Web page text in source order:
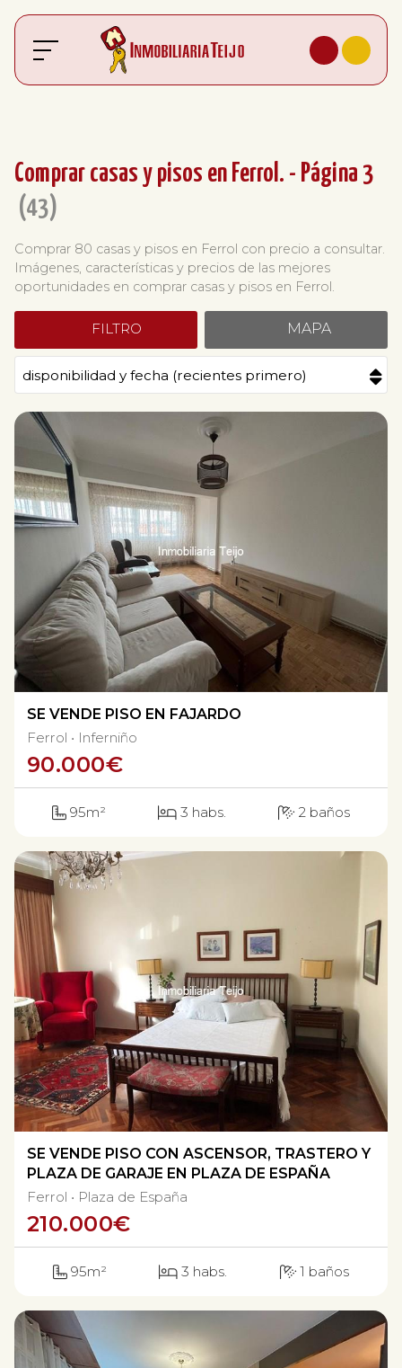
Comprar casas y pisos en Ferrol. - Página 3
43
Comprar 80 casas y pisos en Ferrol con precio a consultar.
Imágenes, características y precios de las mejores
oportunidades en comprar casas y pisos en Ferrol.
FILTRO MAPA
SE VENDE PISO EN FAJARDO
90.000€
95m² 3 habs. 2 baños
Ferrol Inferniño
SE VENDE PISO CON ASCENSOR, TRASTERO Y
PLAZA DE GARAJE EN PLAZA DE ESPAÑA
210.000€
95m² 3 habs. 1 baños
Ferrol Plaza de España